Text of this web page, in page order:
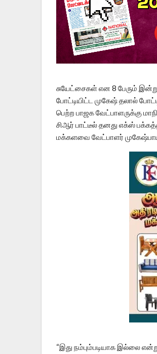
சுயேட்சைகள் என 8 பேரும்
போட்டியிட்ட முகேஷ் தலால்
பெற்ற பாஜக வேட்பாளருக்கு
சிஆர் பாட்டீல் தனது எக்ஸ்
மக்களவை வேட்பாளர் முகேஷ்பாய்
“இது நம்பும்படியாக இல்லை